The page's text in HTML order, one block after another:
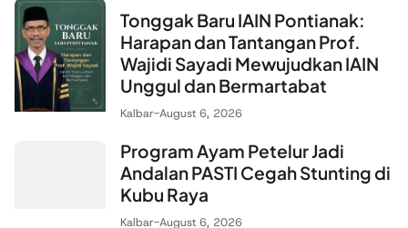
Tonggak Baru IAIN Pontianak:
Harapan dan Tantangan Prof.
Wajidi Sayadi Mewujudkan IAIN
Unggul dan Bermartabat
Program Ayam Petelur Jadi
Andalan PASTI Cegah Stunting di
Kubu Raya